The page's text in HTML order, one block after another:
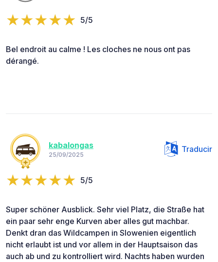
5/5
Bel endroit au calme ! Les cloches ne nous ont pas
dérangé.
kabalongas
25/09/2025
Traducir
5/5
Super schöner Ausblick. Sehr viel Platz, die Straße hat
ein paar sehr enge Kurven aber alles gut machbar.
Denkt dran das Wildcampen in Slowenien eigentlich
nicht erlaubt ist und vor allem in der Hauptsaison das
auch ab und zu kontrolliert wird. Nachts haben wurden